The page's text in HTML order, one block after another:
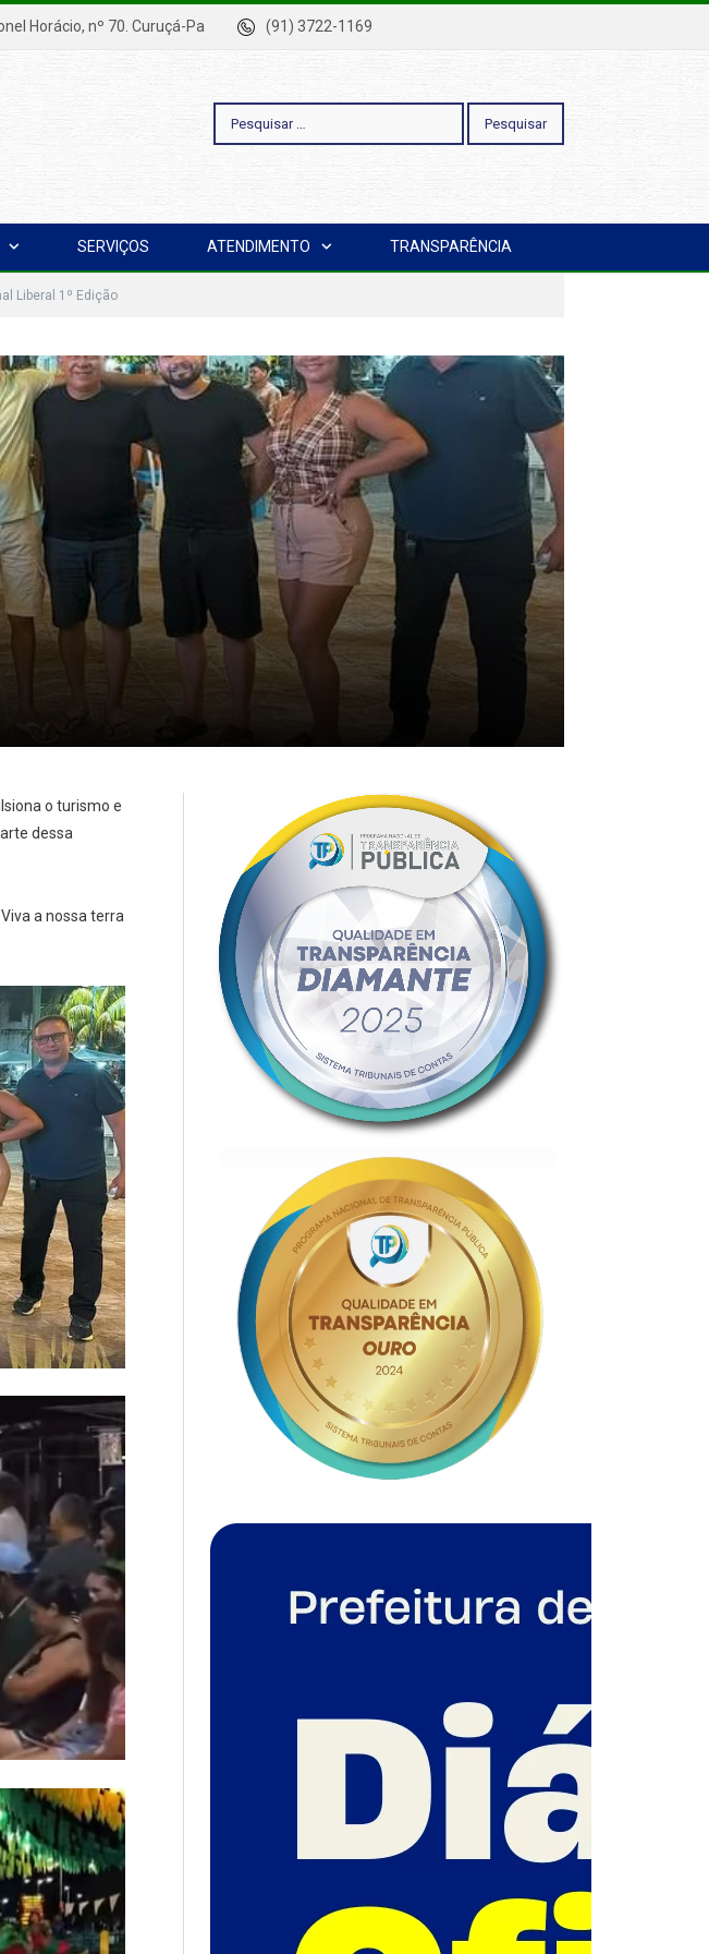
Horácio, nº 70. Curuçá-Pa (91) 3722-1169
Pesquisar
por:
SERVIÇOS ATENDIMENTO TRANSPARÊNCIA
Liberal 1º Edição
o turismo e
dessa
a nossa terra